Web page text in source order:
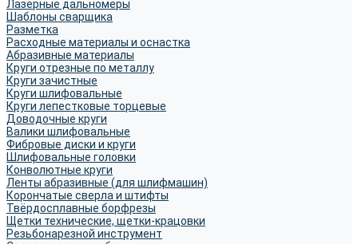
Лазерные дальномеры
Шаблоны сварщика
Разметка
Расходные материалы и оснастка
Абразивные материалы
Круги отрезные по металлу
Круги зачистные
Круги шлифовальные
Круги лепестковые торцевые
Доводочные круги
Валики шлифовальные
Фибровые диски и круги
Шлифовальные головки
Конволютные круги
Ленты абразивные (для шлифмашин)
Корончатые сверла и штифты
Твёрдосплавные борфрезы
Щетки технические, щетки-крацовки
Резьбонарезной инструмент